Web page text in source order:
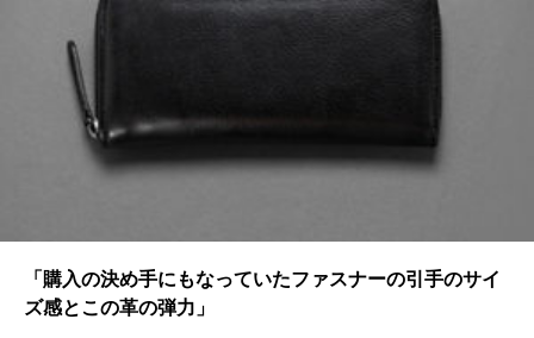
「購入の決め手にもなっていたファスナーの引手のサイ
ズ感とこの革の弾力」